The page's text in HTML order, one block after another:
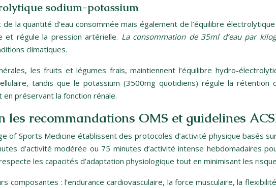
sodium-potassium
la quantité d’eau consommée mais également de l’équilibre
et régule la pression artérielle. La consommation de 35ml d’eau par
climatiques.
les fruits et légumes frais, maintiennent l’équilibre hydro-
tandis que le potassium (3500mg quotidiens) régule la rétention
préservant la fonction rénale.
les recommandations OMS et guidelines
of Sports Medicine établissent des protocoles d’activité physique basés
d’activité modérée ou 75 minutes d’activité intense hebdomadaires
les capacités d’adaptation physiologique tout en minimisant les
composantes : l’endurance cardiovasculaire, la force musculaire, la